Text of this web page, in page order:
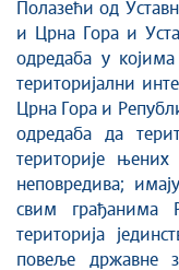
Полазећи од
и Црна Гора и
одредаба у којима
територијални
Црна Гора и
одредаба да
територије
неповредива;
свим грађанима
територија
повеље државне